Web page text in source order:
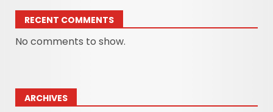
RECENT COMMENTS
No comments to show.
ARCHIVES